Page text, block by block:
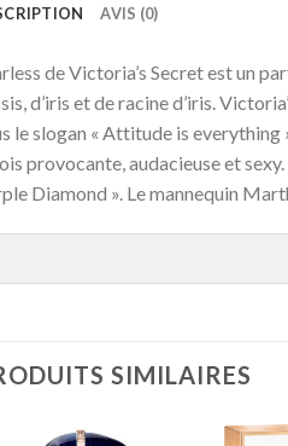
AVIS (0)
de Victoria’s Secret est un
d’iris et de racine d’iris.
le slogan « Attitude is
provocante, audacieuse et sexy.
Diamond ». Le mannequin
SIMILAIRES